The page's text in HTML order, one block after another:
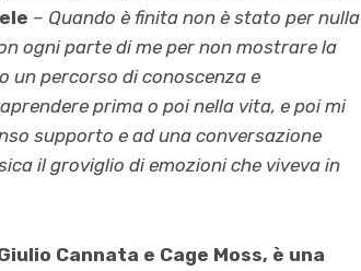
– Quando è finita non è stato per nulla
ogni parte di me per non mostrare la
un percorso di conoscenza e
prima o poi nella vita, e poi mi
supporto e ad una conversazione
il groviglio di emozioni che viveva in
Cannata e Cage Moss, è una